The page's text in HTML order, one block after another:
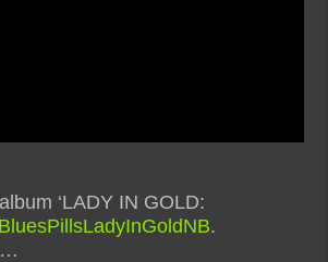
‘LADY IN GOLD:
.